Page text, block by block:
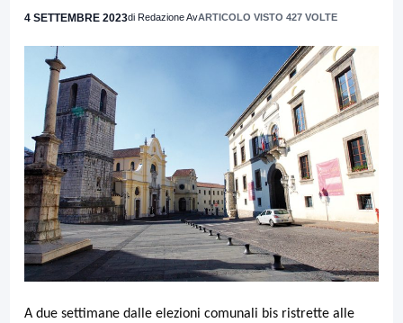
4 SETTEMBRE 2023di Redazione AvARTICOLO VISTO 427 VOLTE
A due settimane dalle elezioni comunali bis ristrette alle